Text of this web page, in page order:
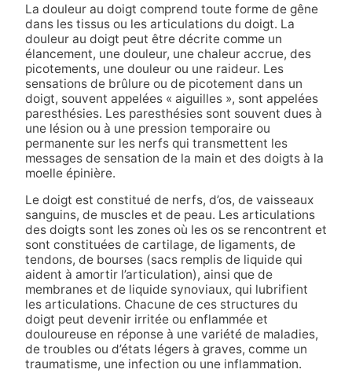
La douleur au doigt comprend toute forme de gêne
dans les tissus ou les articulations du doigt. La
douleur au doigt peut être décrite comme un
élancement, une douleur, une chaleur accrue, des
picotements, une douleur ou une raideur. Les
sensations de brûlure ou de picotement dans un
doigt, souvent appelées « aiguilles », sont appelées
paresthésies. Les paresthésies sont souvent dues à
une lésion ou à une pression temporaire ou
permanente sur les nerfs qui transmettent les
messages de sensation de la main et des doigts à la
moelle épinière.
Le doigt est constitué de nerfs, d’os, de vaisseaux
sanguins, de muscles et de peau. Les articulations
des doigts sont les zones où les os se rencontrent et
sont constituées de cartilage, de ligaments, de
tendons, de bourses (sacs remplis de liquide qui
aident à amortir l’articulation), ainsi que de
membranes et de liquide synoviaux, qui lubrifient
les articulations. Chacune de ces structures du
doigt peut devenir irritée ou enflammée et
douloureuse en réponse à une variété de maladies,
de troubles ou d’états légers à graves, comme un
traumatisme, une infection ou une inflammation.